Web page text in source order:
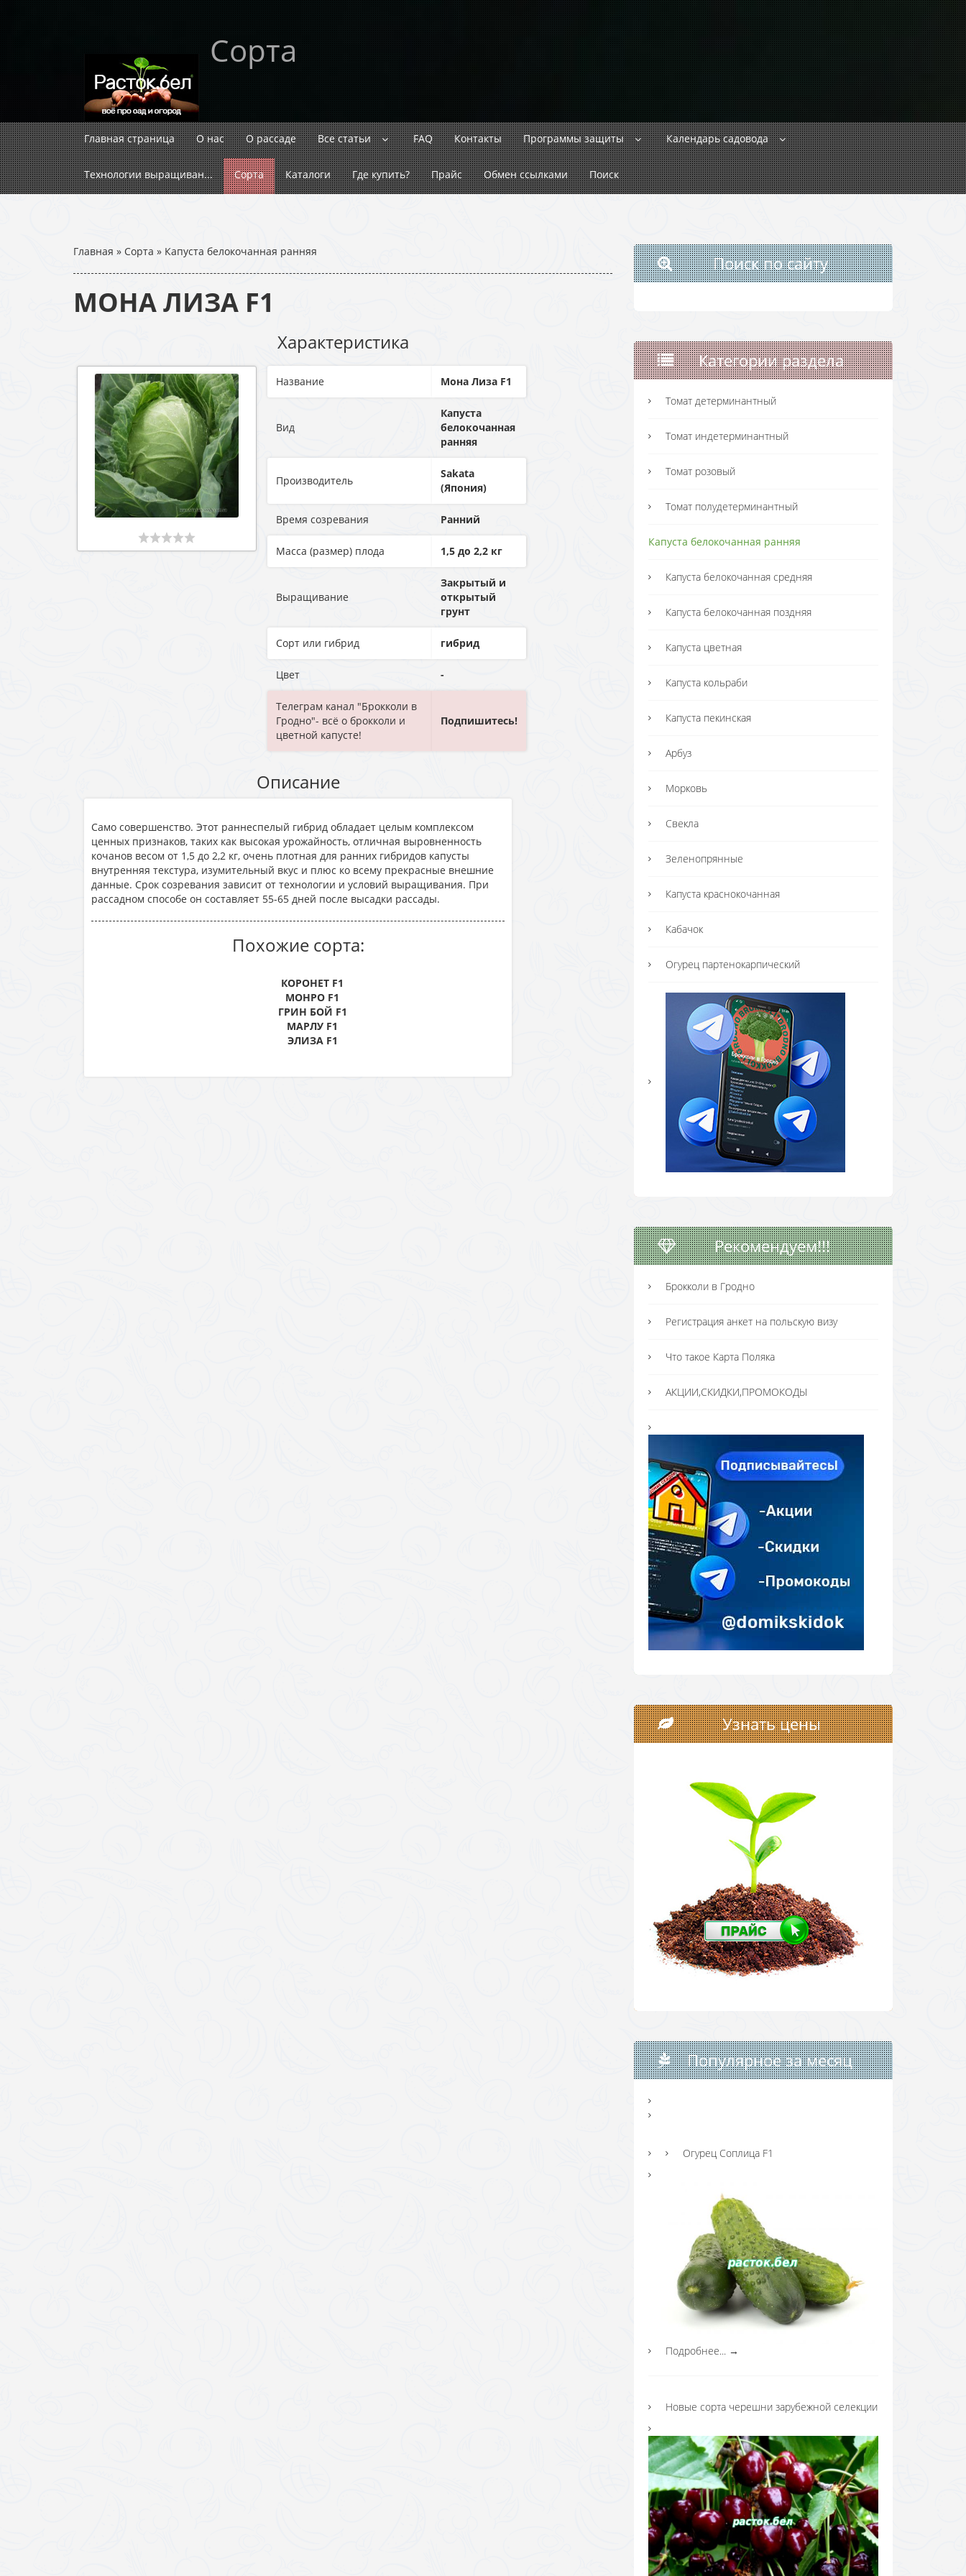
Сорта
Главная страница О нас О рассаде Все статьи FAQ Контакты Программы защиты Календарь садовода
Технологии выращиван... Сорта Каталоги Где купить? Прайс Обмен ссылками Поиск
Главная » Сорта » Капуста белокочанная ранняя
МОНА ЛИЗА F1
Характеристика
Название Мона Лиза F1
Вид
Капуста
белокочанная
ранняя
Производитель
Sakata
(Япония)
Время созревания Ранний
Масса (размер) плода 1,5 до 2,2 кг
Выращивание
Закрытый и
открытый
грунт
Сорт или гибрид гибрид
Цвет -
Телеграм канал "Брокколи в
Гродно"- всё о брокколи и
цветной капусте!
Подпишитесь!
Описание
Само совершенство. Этот раннеспелый гибрид обладает целым комплексом
ценных признаков, таких как высокая урожайность, отличная выровненность
кочанов весом от 1,5 до 2,2 кг, очень плотная для ранних гибридов капусты
внутренняя текстура, изумительный вкус и плюс ко всему прекрасные внешние
данные. Срок созревания зависит от технологии и условий выращивания. При
рассадном способе он составляет 55-65 дней после высадки рассады.
Похожие сорта:
КОРОНЕТ F1
МОНРО F1
ГРИН БОЙ F1
МАРЛУ F1
ЭЛИЗА F1
Поиск по сайту
Категории раздела
Томат детерминантный
Томат индетерминантный
Томат розовый
Томат полудетерминантный
Капуста белокочанная ранняя
Капуста белокочанная средняя
Капуста белокочанная поздняя
Капуста цветная
Капуста кольраби
Капуста пекинская
Арбуз
Морковь
Свекла
Зеленопрянные
Капуста краснокочанная
Кабачок
Огурец партенокарпический
Рекомендуем!!!
Брокколи в Гродно
Регистрация анкет на польскую визу
Что такое Карта Поляка
АКЦИИ,СКИДКИ,ПРОМОКОДЫ
Узнать цены
Популярное за месяц
Огурец Соплица F1
Подробнее... →
Новые сорта черешни зарубежной селекции